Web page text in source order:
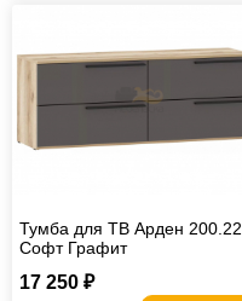
Тумба для ТВ Арден 200.22
Софт Графит
17 250 ₽